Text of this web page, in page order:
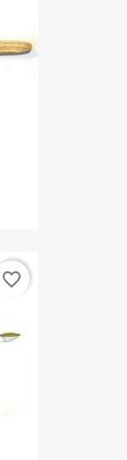
favorite_border